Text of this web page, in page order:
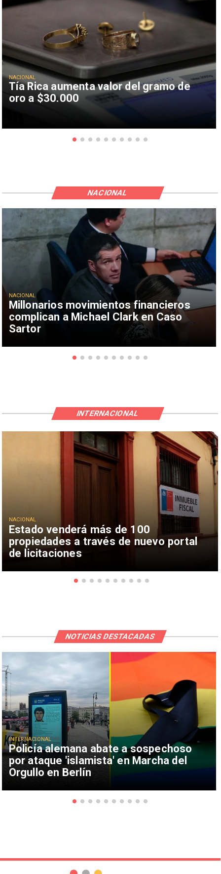
Tía Rica aumenta valor del gramo de
oro a $30.000
NACIONAL
Millonarios movimientos financieros
complican a Michael Clark en Caso
Sartor
NACIONAL
NACIONAL
Estado venderá más de 100
propiedades a través de nuevo portal
de licitaciones
NACIONAL
INTERNACIONAL
Policía alemana abate a sospechoso
por ataque 'islamista' en Marcha del
Orgullo en Berlín
INTERNACIONAL
NOTICIAS DESTACADAS